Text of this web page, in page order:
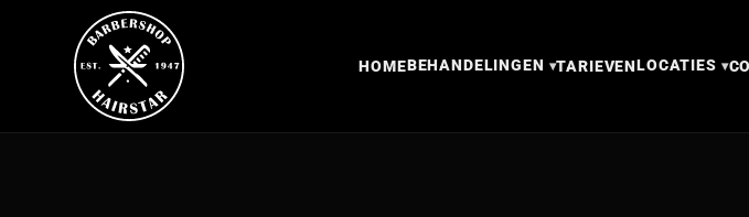
HOMEBEHANDELINGEN ▾TARIEVENLOCATIES ▾